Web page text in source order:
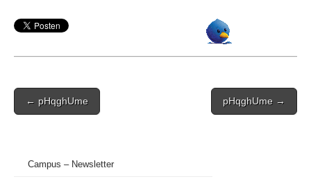
Post
navigation
← pHqghUme pHqghUme →
Campus – Newsletter